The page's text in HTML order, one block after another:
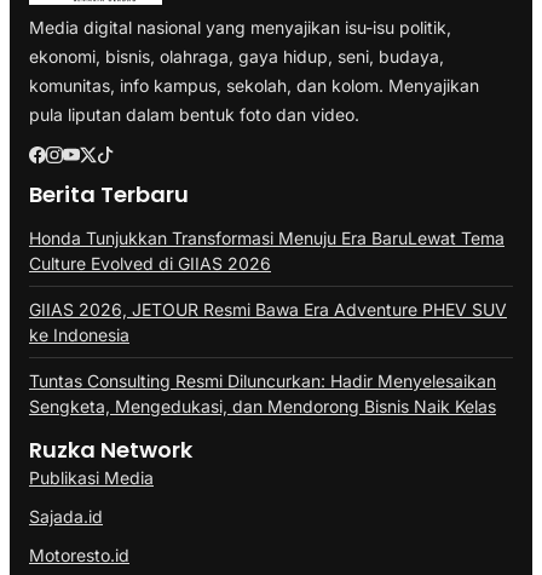
Media digital nasional yang menyajikan isu-isu politik,
ekonomi, bisnis, olahraga, gaya hidup, seni, budaya,
komunitas, info kampus, sekolah, dan kolom. Menyajikan
pula liputan dalam bentuk foto dan video.
Berita Terbaru
Honda Tunjukkan Transformasi Menuju Era BaruLewat Tema
Culture Evolved di GIIAS 2026
GIIAS 2026, JETOUR Resmi Bawa Era Adventure PHEV SUV
ke Indonesia
Tuntas Consulting Resmi Diluncurkan: Hadir Menyelesaikan
Sengketa, Mengedukasi, dan Mendorong Bisnis Naik Kelas
Ruzka Network
Publikasi Media
Sajada.id
Motoresto.id